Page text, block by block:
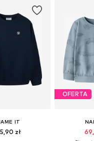
IT
zł
OFERTA